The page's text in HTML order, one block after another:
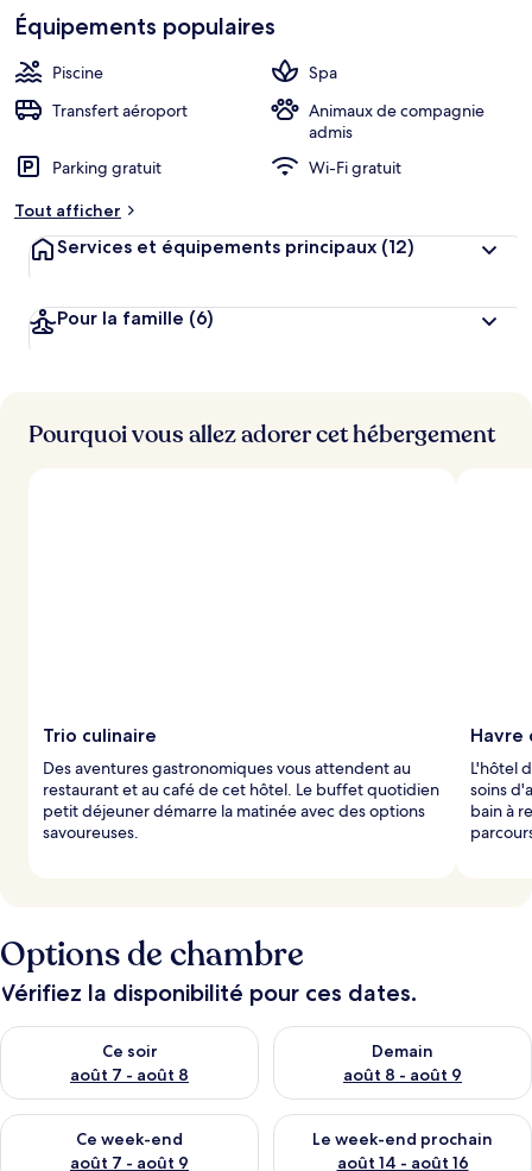
Équipements populaires
Piscine
Spa
Transfert aéroport
Animaux de compagnie
admis
Parking gratuit
Wi-Fi gratuit
Tout afficher
Services et équipements principaux (12)
Pour la famille (6)
Pourquoi vous allez adorer cet hébergement
Trio culinaire
Des aventures gastronomiques vous attendent au
restaurant et au café de cet hôtel. Le buffet quotidien
petit déjeuner démarre la matinée avec des options
savoureuses.
L'hôtel
soins
bain à
Options de chambre
Vérifiez la disponibilité pour ces dates.
Ce soir
août 7 - août 8
Vérifier la disponibilité pour ce soir août 7 - août 8
Demain
août 8 - août 9
Vérifier la disponibilité pour
Ce week-end
août 7 - août 9
Vérifier la disponibilité pour ce week-end août 7 - août 9
Le week-end prochain
août 14 - août 16
Vérifier la disponibilité pour